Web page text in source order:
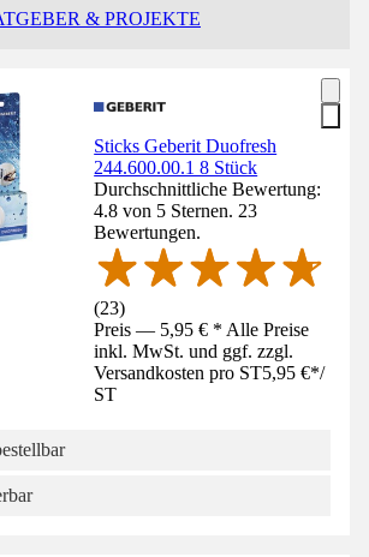
& PROJEKTE
Sticks Geberit Duofresh
244.600.00.1 8 Stück
Durchschnittliche Bewertung:
4.8 von 5 Sternen. 23
Bewertungen.
(23)
Preis — 5,95 € * Alle Preise
inkl. MwSt. und ggf. zzgl.
Versandkosten pro ST5,95 €*/
ST